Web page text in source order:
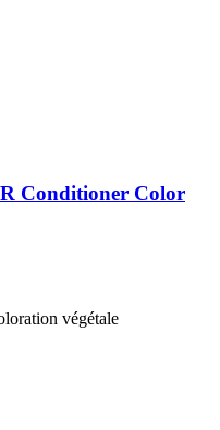
Conditioner Color
végétale